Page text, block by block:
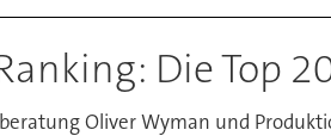
Die Top
Oliver Wyman und